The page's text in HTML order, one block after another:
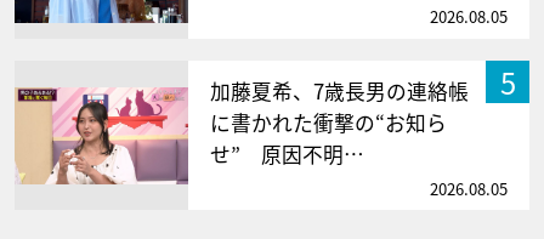
2026.08.05
5
加藤夏希、7歳長男の連絡帳
に書かれた衝撃の“お知ら
せ” 原因不明…
2026.08.05